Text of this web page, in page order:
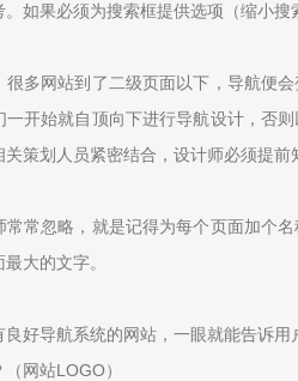
如果必须为搜索框提供选项（缩小
很多网站到了二级页面以下，导航便
一开始就自顶向下进行导航设计，否
策划人员紧密结合，设计师必须提前
常常忽略，就是记得为每个页面加个
大的文字。
好导航系统的网站，一眼就能告诉用
网站LOGO）